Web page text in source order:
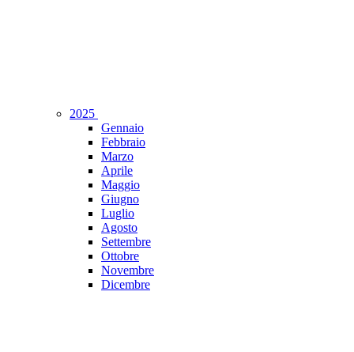
2025
Gennaio
Febbraio
Marzo
Aprile
Maggio
Giugno
Luglio
Agosto
Settembre
Ottobre
Novembre
Dicembre